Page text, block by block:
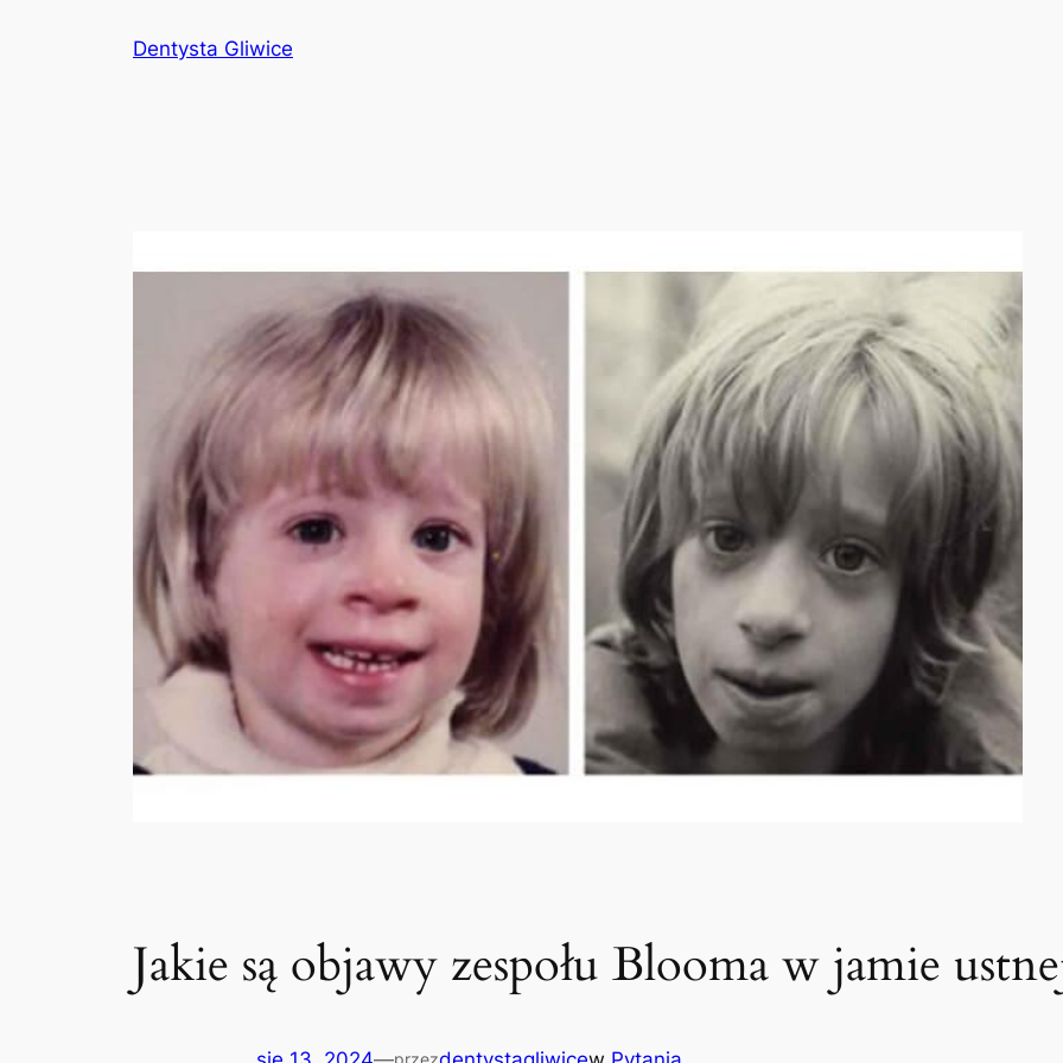
Dentysta Gliwice
Jakie są objawy zespołu Blooma w jamie